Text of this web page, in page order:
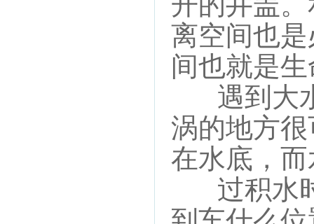
离空间也
间也就是
遇到大水
涡的地方
在水底，
过积水时